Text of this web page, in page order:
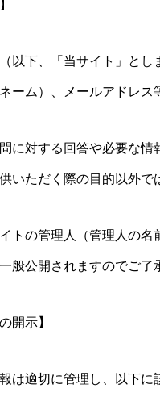
以下、「当サイト」と
ーム）、メールアドレス
に対する回答や必要な
いただく際の目的以外で
トの管理人（管理人の
般公開されますのでご了
開示】
は適切に管理し、以下に